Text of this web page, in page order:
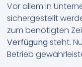
Vor allem in
sichergestellt
zum benötigten
Verfügungsteht.
Betrieb